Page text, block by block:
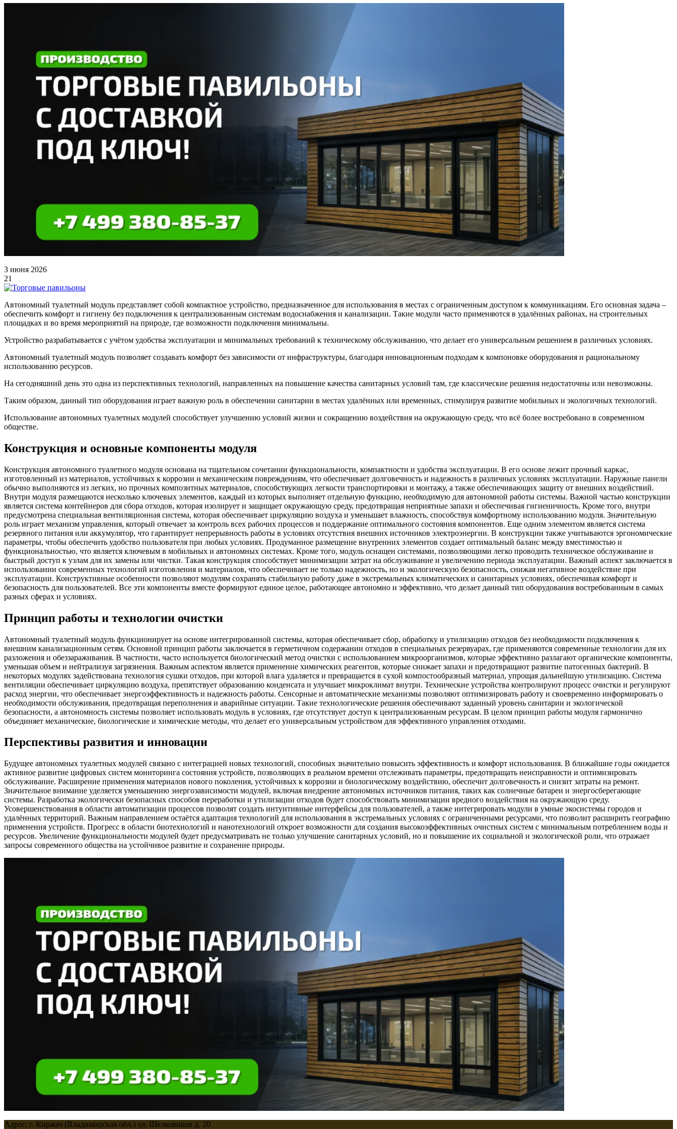
3 июня 2026
21
Автономный туалетный модуль представляет собой компактное устройство, предназначенное для использования в местах с ограниченным доступом к коммуникациям. Его основная задача –
обеспечить комфорт и гигиену без подключения к централизованным системам водоснабжения и канализации. Такие модули часто применяются в удалённых районах, на строительных
площадках и во время мероприятий на природе, где возможности подключения минимальны.
Устройство разрабатывается с учётом удобства эксплуатации и минимальных требований к техническому обслуживанию, что делает его универсальным решением в различных условиях.
Автономный туалетный модуль позволяет создавать комфорт без зависимости от инфраструктуры, благодаря инновационным подходам к компоновке оборудования и рациональному
использованию ресурсов.
На сегодняшний день это одна из перспективных технологий, направленных на повышение качества санитарных условий там, где классические решения недостаточны или невозможны.
Таким образом, данный тип оборудования играет важную роль в обеспечении санитарии в местах удалённых или временных, стимулируя развитие мобильных и экологичных технологий.
Использование автономных туалетных модулей способствует улучшению условий жизни и сокращению воздействия на окружающую среду, что всё более востребовано в современном
обществе.
Конструкция и основные компоненты модуля
Конструкция автономного туалетного модуля основана на тщательном сочетании функциональности, компактности и удобства эксплуатации. В его основе лежит прочный каркас,
изготовленный из материалов, устойчивых к коррозии и механическим повреждениям, что обеспечивает долговечность и надежность в различных условиях эксплуатации. Наружные панели
обычно выполняются из легких, но прочных композитных материалов, способствующих легкости транспортировки и монтажу, а также обеспечивающих защиту от внешних воздействий.
Внутри модуля размещаются несколько ключевых элементов, каждый из которых выполняет отдельную функцию, необходимую для автономной работы системы. Важной частью конструкции
является система контейнеров для сбора отходов, которая изолирует и защищает окружающую среду, предотвращая неприятные запахи и обеспечивая гигиеничность. Кроме того, внутри
предусмотрена специальная вентиляционная система, которая обеспечивает циркуляцию воздуха и уменьшает влажность, способствуя комфортному использованию модуля. Значительную
роль играет механизм управления, который отвечает за контроль всех рабочих процессов и поддержание оптимального состояния компонентов. Еще одним элементом является система
резервного питания или аккумулятор, что гарантирует непрерывность работы в условиях отсутствия внешних источников электроэнергии. В конструкции также учитываются эргономические
параметры, чтобы обеспечить удобство пользователя при любых условиях. Продуманное размещение внутренних элементов создает оптимальный баланс между вместимостью и
функциональностью, что является ключевым в мобильных и автономных системах. Кроме того, модуль оснащен системами, позволяющими легко проводить техническое обслуживание и
быстрый доступ к узлам для их замены или чистки. Такая конструкция способствует минимизации затрат на обслуживание и увеличению периода эксплуатации. Важный аспект заключается в
использовании современных технологий изготовления и материалов, что обеспечивает не только надежность, но и экологическую безопасность, снижая негативное воздействие при
эксплуатации. Конструктивные особенности позволяют модулям сохранять стабильную работу даже в экстремальных климатических и санитарных условиях, обеспечивая комфорт и
безопасность для пользователей. Все эти компоненты вместе формируют единое целое, работающее автономно и эффективно, что делает данный тип оборудования востребованным в самых
разных сферах и условиях.
Принцип работы и технологии очистки
Автономный туалетный модуль функционирует на основе интегрированной системы, которая обеспечивает сбор, обработку и утилизацию отходов без необходимости подключения к
внешним канализационным сетям. Основной принцип работы заключается в герметичном содержании отходов в специальных резервуарах, где применяются современные технологии для их
разложения и обеззараживания. В частности, часто используется биологический метод очистки с использованием микроорганизмов, которые эффективно разлагают органические компоненты,
уменьшая объем и нейтрализуя загрязнения. Важным аспектом является применение химических реагентов, которые снижает запахи и предотвращают развитие патогенных бактерий. В
некоторых модулях задействована технология сушки отходов, при которой влага удаляется и превращается в сухой компостообразный материал, упрощая дальнейшую утилизацию. Система
вентиляции обеспечивает циркуляцию воздуха, препятствует образованию конденсата и улучшает микроклимат внутри. Технические устройства контролируют процесс очистки и регулируют
расход энергии, что обеспечивает энергоэффективность и надежность работы. Сенсорные и автоматические механизмы позволяют оптимизировать работу и своевременно информировать о
необходимости обслуживания, предотвращая переполнения и аварийные ситуации. Такие технологические решения обеспечивают заданный уровень санитарии и экологической
безопасности, а автономность системы позволяет использовать модуль в условиях, где отсутствует доступ к централизованным ресурсам. В целом принцип работы модуля гармонично
объединяет механические, биологические и химические методы, что делает его универсальным устройством для эффективного управления отходами.
Перспективы развития и инновации
Будущее автономных туалетных модулей связано с интеграцией новых технологий, способных значительно повысить эффективность и комфорт использования. В ближайшие годы ожидается
активное развитие цифровых систем мониторинга состояния устройств, позволяющих в реальном времени отслеживать параметры, предотвращать неисправности и оптимизировать
обслуживание. Расширение применения материалов нового поколения, устойчивых к коррозии и биологическому воздействию, обеспечит долговечность и снизит затраты на ремонт.
Значительное внимание уделяется уменьшению энергозависимости модулей, включая внедрение автономных источников питания, таких как солнечные батареи и энергосберегающие
системы. Разработка экологически безопасных способов переработки и утилизации отходов будет способствовать минимизации вредного воздействия на окружающую среду.
Усовершенствования в области автоматизации процессов позволят создать интуитивные интерфейсы для пользователей, а также интегрировать модули в умные экосистемы городов и
удалённых территорий. Важным направлением остаётся адаптация технологий для использования в экстремальных условиях с ограниченными ресурсами, что позволит расширить географию
применения устройств. Прогресс в области биотехнологий и нанотехнологий откроет возможности для создания высокоэффективных очистных систем с минимальным потреблением воды и
ресурсов. Увеличение функциональности модулей будет предусматривать не только улучшение санитарных условий, но и повышение их социальной и экологической роли, что отражает
запросы современного общества на устойчивое развитие и сохранение природы.
Адрес: г. Киржач (Владимирская обл.) ул. Шелковиков д. 20